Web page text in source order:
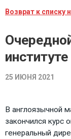
Возврат к списку
институте
25 ИЮНЯ 2021
В англоязычной
закончился курс
генеральный